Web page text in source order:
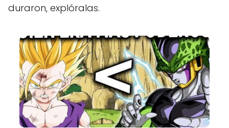
duraron, explóralas.